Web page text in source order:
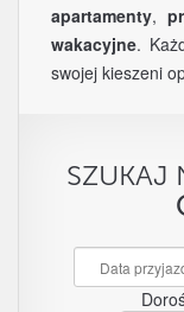
apartamenty,
wakacyjne.
swojej kieszeni
SZUKAJ